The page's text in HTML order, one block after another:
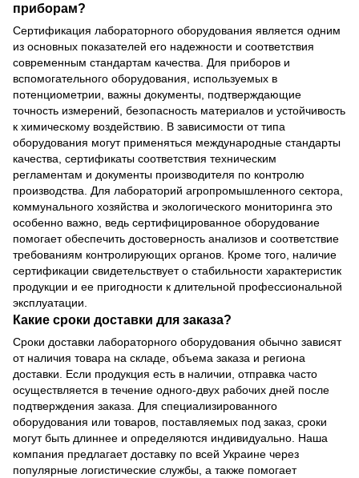
приборам?
Сертификация лабораторного оборудования является одним
из основных показателей его надежности и соответствия
современным стандартам качества. Для приборов и
вспомогательного оборудования, используемых в
потенциометрии, важны документы, подтверждающие
точность измерений, безопасность материалов и устойчивость
к химическому воздействию. В зависимости от типа
оборудования могут применяться международные стандарты
качества, сертификаты соответствия техническим
регламентам и документы производителя по контролю
производства. Для лабораторий агропромышленного сектора,
коммунального хозяйства и экологического мониторинга это
особенно важно, ведь сертифицированное оборудование
помогает обеспечить достоверность анализов и соответствие
требованиям контролирующих органов. Кроме того, наличие
сертификации свидетельствует о стабильности характеристик
продукции и ее пригодности к длительной профессиональной
эксплуатации.
Какие сроки доставки для заказа?
Сроки доставки лабораторного оборудования обычно зависят
от наличия товара на складе, объема заказа и региона
доставки. Если продукция есть в наличии, отправка часто
осуществляется в течение одного-двух рабочих дней после
подтверждения заказа. Для специализированного
оборудования или товаров, поставляемых под заказ, сроки
могут быть длиннее и определяются индивидуально. Наша
компания предлагает доставку по всей Украине через
популярные логистические службы, а также помогает